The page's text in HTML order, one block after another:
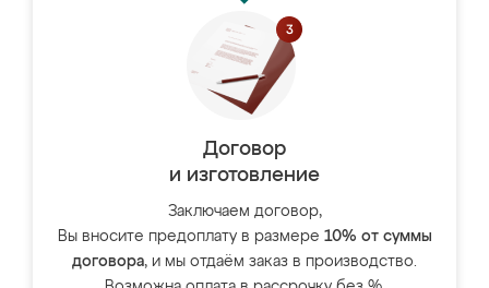
Договор
и изготовление
Заключаем договор,
Вы вносите предоплату в размере 10% от суммы
договора, и мы отдаём заказ в производство.